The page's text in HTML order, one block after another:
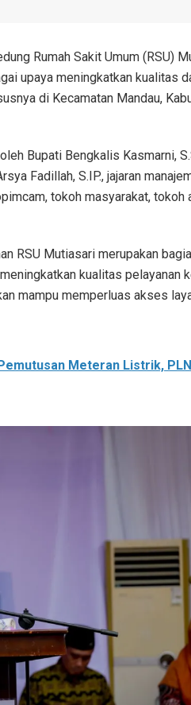
Rumah Sakit Umum (RSU)
upaya meningkatkan kualitas
di Kecamatan Mandau,
Bupati Bengkalis Kasmarni,
Fadillah, S.IP., jajaran
tokoh masyarakat, tokoh
RSU Mutiasari merupakan
kualitas pelayanan
mampu memperluas akses
Meteran Listrik,